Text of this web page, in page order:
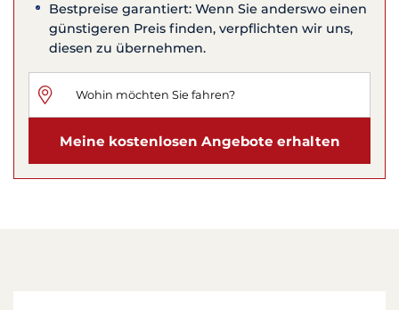
Bestpreise garantiert: Wenn Sie anderswo einen
günstigeren Preis finden, verpflichten wir uns,
diesen zu übernehmen.
Meine kostenlosen Angebote erhalten